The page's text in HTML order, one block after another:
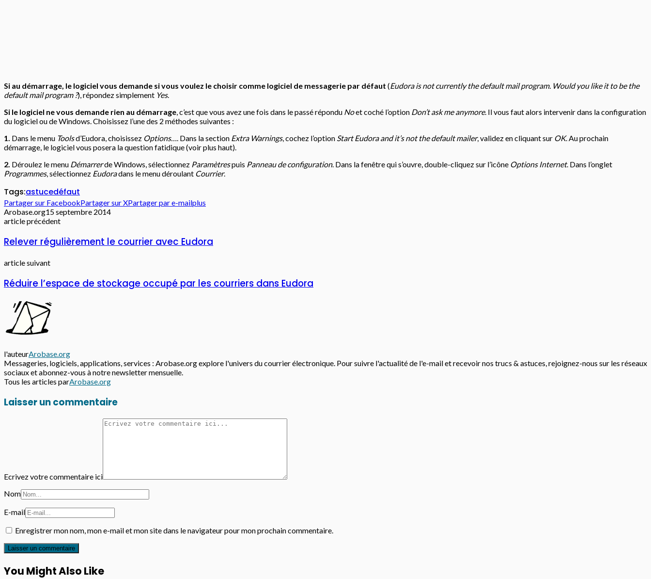
Si au démarrage, le logiciel vous demande si vous voulez le choisir comme logiciel de messagerie par défaut (Eudora is not currently the default mail program. Would you like it to be the
default mail program ?), répondez simplement Yes.
Si le logiciel ne vous demande rien au démarrage, c’est que vous avez une fois dans le passé répondu Noet coché l’option Don’t ask me anymore. Il vous faut alors intervenir dans la configuration
du logiciel ou de Windows. Choisissez l’une des 2 méthodes suivantes :
1. Dans le menu Toolsd’Eudora, choisissez Options…. Dans la section Extra Warnings, cochez l’option Start Eudora and it’s not the default mailer, validez en cliquant sur OK. Au prochain
démarrage, le logiciel vous posera la question fatidique (voir plus haut).
2. Déroulez le menu Démarrerde Windows, sélectionnez Paramètrespuis Panneau de configuration. Dans la fenêtre qui s’ouvre, double-cliquez sur l’icône Options Internet. Dans l’onglet
Programmes, sélectionnez Eudoradans le menu déroulant Courrier.
Tags:astucedéfaut
Partager sur FacebookPartager sur XPartager par e-mailplus
Arobase.org15 septembre 2014
article précédent
Relever régulièrement le courrier avec Eudora
article suivant
Réduire l’espace de stockage occupé par les courriers dans Eudora
l'auteurArobase.org
Messageries, logiciels, applications, services : Arobase.org explore l'univers du courrier électronique. Pour suivre l'actualité de l'e-mail et recevoir nos trucs & astuces, rejoignez-nous sur les réseaux
sociaux et abonnez-vous à notre newsletter mensuelle.
Tous les articles parArobase.org
Laisser un commentaire
Ecrivez votre commentaire ici
Nom
E-mail
Enregistrer mon nom, mon e-mail et mon site dans le navigateur pour mon prochain commentaire.
You Might Also Like